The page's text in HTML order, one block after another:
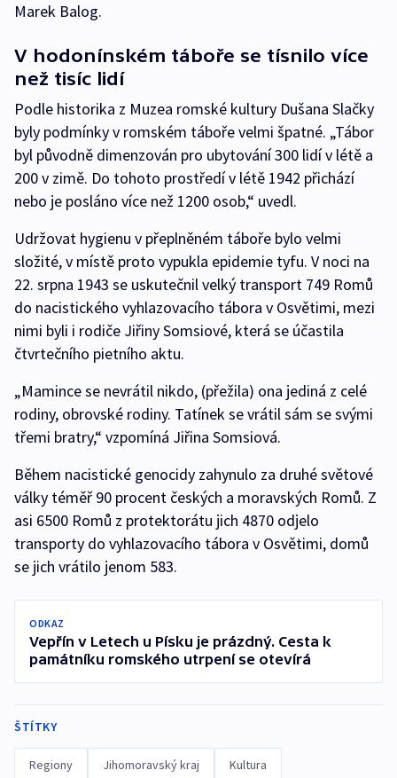
Marek Balog.
V hodonínském táboře se tísnilo více
než tisíc lidí
Podle historika z Muzea romské kultury Dušana Slačky
byly podmínky v romském táboře velmi špatné. „Tábor
byl původně dimenzován pro ubytování 300 lidí v létě a
200 v zimě. Do tohoto prostředí v létě 1942 přichází
nebo je posláno více než 1200 osob,“ uvedl.
Udržovat hygienu v přeplněném táboře bylo velmi
složité, v místě proto vypukla epidemie tyfu. V noci na
22. srpna 1943 se uskutečnil velký transport 749 Romů
do nacistického vyhlazovacího tábora v Osvětimi, mezi
nimi byli i rodiče Jiřiny Somsiové, která se účastila
čtvrtečního pietního aktu.
„Mamince se nevrátil nikdo, (přežila) ona jediná z celé
rodiny, obrovské rodiny. Tatínek se vrátil sám se svými
třemi bratry,“ vzpomíná Jiřina Somsiová.
Během nacistické genocidy zahynulo za druhé světové
války téměř 90 procent českých a moravských Romů. Z
asi 6500 Romů z protektorátu jich 4870 odjelo
transporty do vyhlazovacího tábora v Osvětimi, domů
se jich vrátilo jenom 583.
ODKAZ
Vepřín v Letech u Písku je prázdný. Cesta k
památníku romského utrpení se otevírá
ŠTÍTKY
Regiony Jihomoravský kraj Kultura